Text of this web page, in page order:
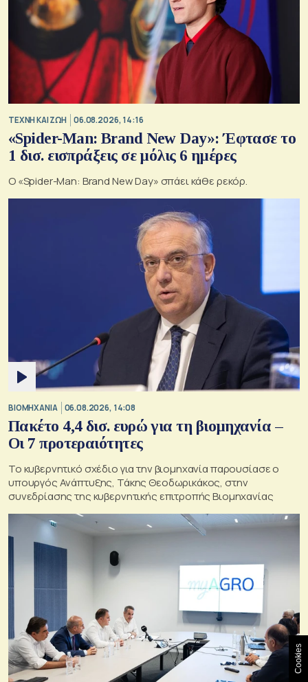
TΕΧΝΗ ΚΑΙ ΖΩΗ 06.08.2026, 14:16
«Spider-Man: Brand New Day»: Έφτασε το
1 δισ. εισπράξεις σε μόλις 6 ημέρες
Ο «Spider-Man: Brand New Day» σπάει κάθε ρεκόρ.
ΒΙΟΜΗΧΑΝΙΑ 06.08.2026, 14:08
Πακέτο 4,4 δισ. ευρώ για τη βιομηχανία –
Οι 7 προτεραιότητες
Το κυβερνητικό σχέδιο για την βιομηχανία παρουσίασε ο
υπουργός Ανάπτυξης, Τάκης Θεοδωρικάκος, στην
συνεδρίασης της κυβερνητικής επιτροπής Βιομηχανίας
Cookies